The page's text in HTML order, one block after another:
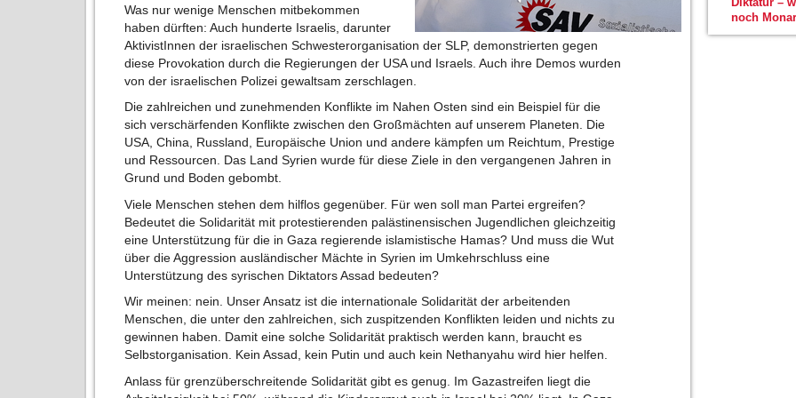
Was nur wenige Menschen mitbekommen
haben dürften: Auch hunderte Israelis, darunter
AktivistInnen der israelischen Schwesterorganisation der SLP, demonstrierten gegen
diese Provokation durch die Regierungen der USA und Israels. Auch ihre Demos wurden
von der israelischen Polizei gewaltsam zerschlagen.
Die zahlreichen und zunehmenden Konflikte im Nahen Osten sind ein Beispiel für die
sich verschärfenden Konflikte zwischen den Großmächten auf unserem Planeten. Die
USA, China, Russland, Europäische Union und andere kämpfen um Reichtum, Prestige
und Ressourcen. Das Land Syrien wurde für diese Ziele in den vergangenen Jahren in
Grund und Boden gebombt.
Viele Menschen stehen dem hilflos gegenüber. Für wen soll man Partei ergreifen?
Bedeutet die Solidarität mit protestierenden palästinensischen Jugendlichen gleichzeitig
eine Unterstützung für die in Gaza regierende islamistische Hamas? Und muss die Wut
über die Aggression ausländischer Mächte in Syrien im Umkehrschluss eine
Unterstützung des syrischen Diktators Assad bedeuten?
Wir meinen: nein. Unser Ansatz ist die internationale Solidarität der arbeitenden
Menschen, die unter den zahlreichen, sich zuspitzenden Konflikten leiden und nichts zu
gewinnen haben. Damit eine solche Solidarität praktisch werden kann, braucht es
Selbstorganisation. Kein Assad, kein Putin und auch kein Nethanyahu wird hier helfen.
Anlass für grenzüberschreitende Solidarität gibt es genug. Im Gazastreifen liegt die
noch